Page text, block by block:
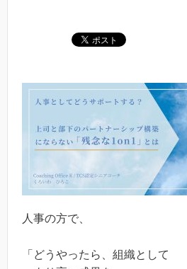
人事の方で、
「どうやったら、組織として